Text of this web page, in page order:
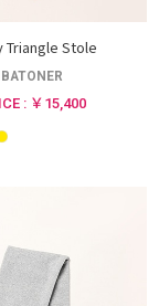
Triangle Stole
BATONER
: ￥15,400